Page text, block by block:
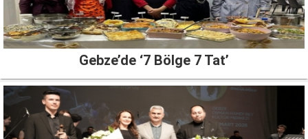
Gebze’de ‘7 Bölge 7 Tat’